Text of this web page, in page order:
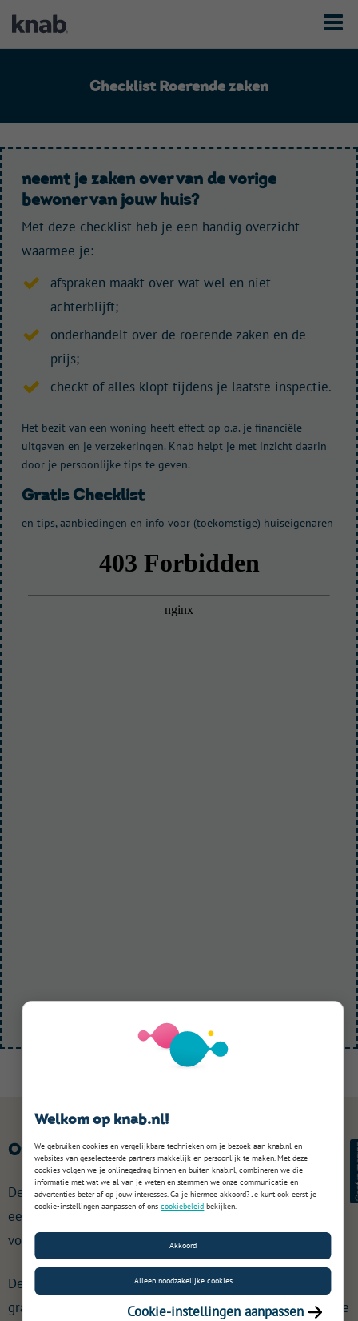
T
o
g
a
i
Checklist Roerende zaken
neemt je zaken over van de vorige
bewoner van jouw huis?
Met deze checklist heb je een handig overzicht
waarmee je:
afspraken maakt over wat wel en niet
achterblijft;
onderhandelt over de roerende zaken en de
prijs;
checkt of alles klopt tijdens je laatste inspectie.
Het bezit van een woning heeft effect op o.a. je financiële
uitgaven en je verzekeringen. Knab helpt je met inzicht daarin
door je persoonlijke tips te geven.
gratis Checklist
en tips, aanbiedingen en info voor (toekomstige) huiseigenaren
Onafhankelijk hypotheekadvies via Knab
De ervaren adviseurs van onze partner Finzie vergelijken
een breed aanbod hypotheekaanbieders op rente en
voorwaarden.
De eerste afspraak met een van Finzie's adviseurs is
gratis, vrijblijvend en kan bij jou thuis, op locatie of via de
Welkom op knab.nl!
We gebruiken cookies en vergelijkbare technieken om je bezoek aan knab.nl en
websites van geselecteerde partners makkelijk en persoonlijk te maken. Met deze
cookies volgen we je onlinegedrag binnen en buiten knab.nl, combineren we die
informatie met wat we al van je weten en stemmen we onze communicatie en
advertenties beter af op jouw interesses. Ga je hiermee akkoord? Je kunt ook eerst je
cookie-instellingen aanpassen of onscookiebeleid bekijken.
Akkoord
Alleen noodzakelijke cookies
Cookie-instellingen aanpassen